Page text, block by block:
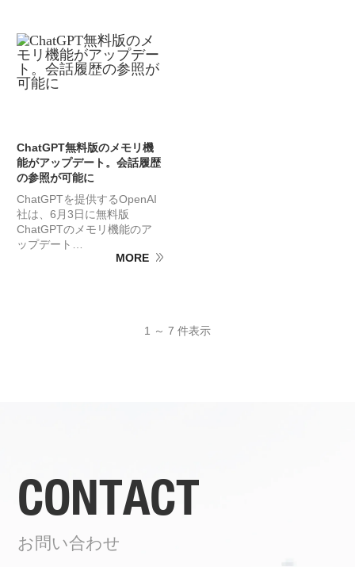
ChatGPT無料版のメモリ機
能がアップデート。会話履歴
の参照が可能に
ChatGPTを提供するOpenAI
社は、6月3日に無料版
ChatGPTのメモリ機能のア
ップデート…
MORE
1 ～ 7 件表示
CONTACT
お問い合わせ